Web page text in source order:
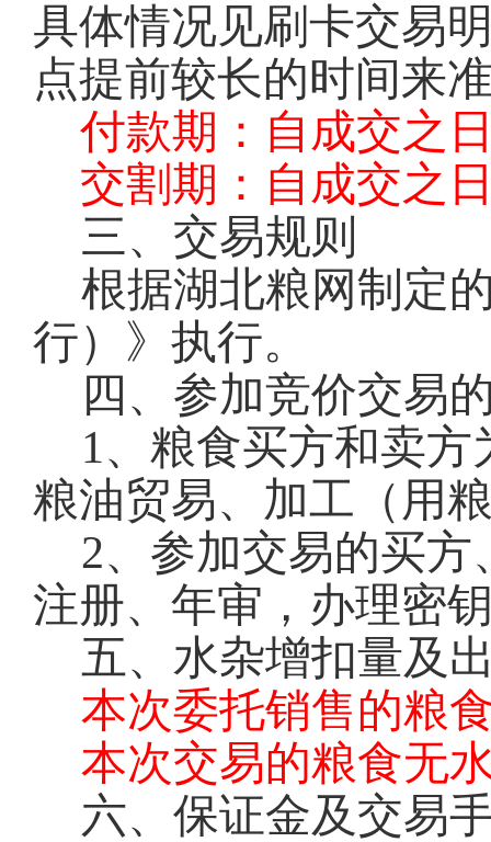
具体情况见刷卡交易
点提前较长的时间来
付款期：自成交之
交割期：自成交之
三、交易规则
根据湖北粮网制定
行）》执行。
四、参加竞价交易
1、粮食买方和卖
粮油贸易、加工（用
2、参加交易的买
注册、年审，办理密
五、水杂增扣量及
本次委托销售的粮
本次交易的粮食无
六、保证金及交易